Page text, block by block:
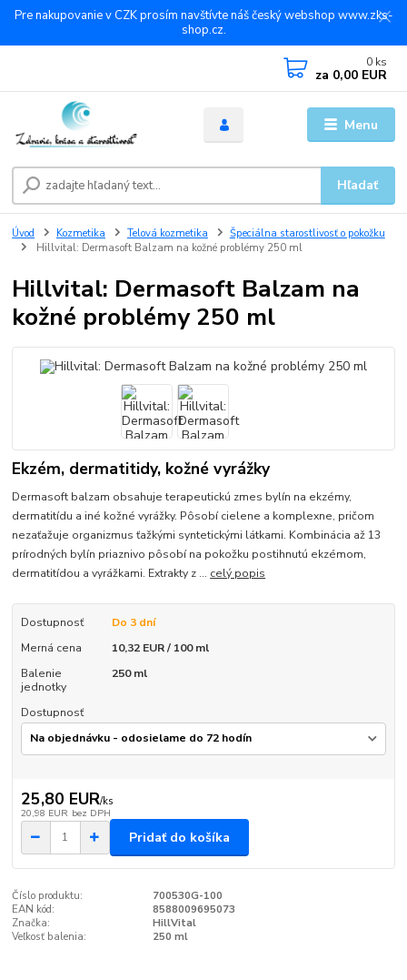
Pre nakupovanie v CZK prosím navštívte náš český webshop www.zks-
shop.cz.
Menu
Hľadať
0 ks
za 0,00 EUR
Úvod Kozmetika Telová kozmetika
Špeciálna starostlivosť o pokožku
Hillvital: Dermasoft Balzam na kožné problémy 250 ml
Hillvital: Dermasoft Balzam na
kožné problémy 250 ml
Ekzém, dermatitidy, kožné vyrážky
Dermasoft balzam obsahuje terapeutickú zmes bylín na ekzémy,
dermatitídu a iné kožné vyrážky. Pôsobí cielene a komplexne, pričom
nezaťažuje organizmus ťažkými syntetickými látkami. Kombinácia až 13
prírodných bylín priaznivo pôsobí na pokožku postihnutú ekzémom,
dermatitídou a vyrážkami. Extrakty z ... celý popis
Dostupnosť
Do 3 dní
Merná cena
10,32 EUR / 100 ml
Balenie
jednotky
250 ml
Dostupnosť
25,80 EUR/ks
20,98 EUR bez DPH
Pridať do košíka
Číslo produktu:
700530G-100
EAN kód:
8588009695073
Značka:
HillVital
Veľkosť balenia:
250 ml